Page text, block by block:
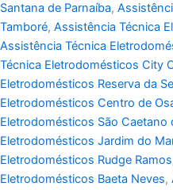
Santana de Parnaíba,
Tamboré, Assistência Técnica
Assistência Técnica
Técnica Eletrodomésticos City
Eletrodomésticos Reserva da
Eletrodomésticos Centro de
Eletrodomésticos São Caetano
Eletrodomésticos Jardim do
Eletrodomésticos Rudge Ramos
Eletrodomésticos Baeta Neves,